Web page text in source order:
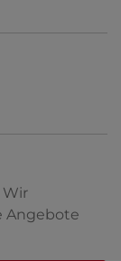
Wir
Angebote